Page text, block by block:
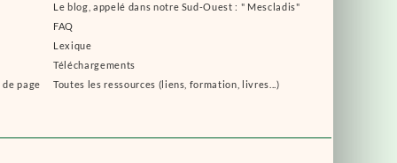
page
Le blog, appelé dans notre Sud-Ouest : " Mescladis"
FAQ
Lexique
Téléchargements
Toutes les ressources (liens, formation, livres...)